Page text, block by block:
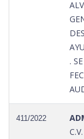
.
411/2022